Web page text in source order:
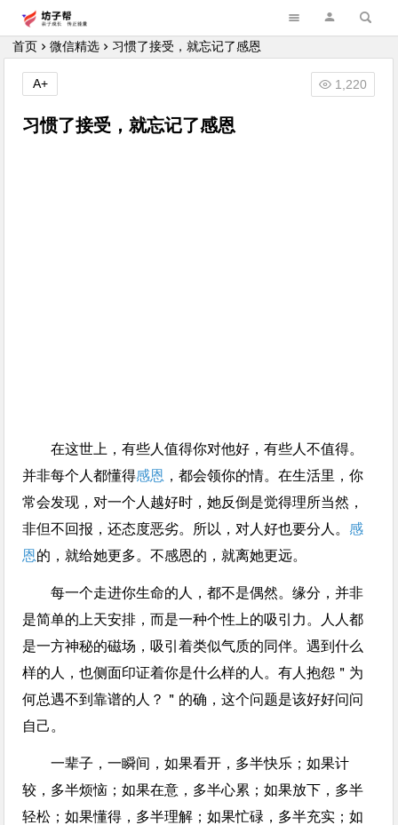
坊子帮
首页 微信精选 习惯了接受，就忘记了感恩
习惯了接受，就忘记了感恩
1,220
A+
在这世上，有些人值得你对他好，有些人不值得。
并非每个人都懂得感恩 ，都会领你的情。在生活里，你
常会发现，对一个人越好时，她反倒是觉得理所当然，
非但不回报，还态度恶劣。所以，对人好也要分人。感
恩的，就给她更多。不感恩的，就离她更远。
每一个走进你生命的人，都不是偶然。缘分，并非
是简单的上天安排，而是一种个性上的吸引力。人人都
是一方神秘的磁场，吸引着类似气质的同伴。遇到什么
样的人，也侧面印证着你是什么样的人。有人抱怨＂为
何总遇不到靠谱的人？＂的确，这个问题是该好好问问
自己。
一辈子，一瞬间，如果看开，多半快乐；如果计
较，多半烦恼；如果在意，多半心累；如果放下，多半
轻松；如果懂得，多半理解；如果忙碌，多半充实；如